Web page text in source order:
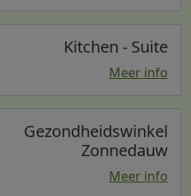
Kitchen - Suite
Meer info
Gezondheidswinkel
Zonnedauw
Meer info